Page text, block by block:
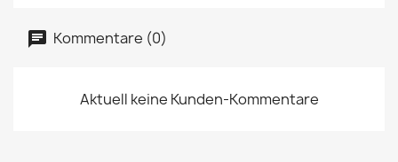
Kommentare (0)
Aktuell keine Kunden-Kommentare